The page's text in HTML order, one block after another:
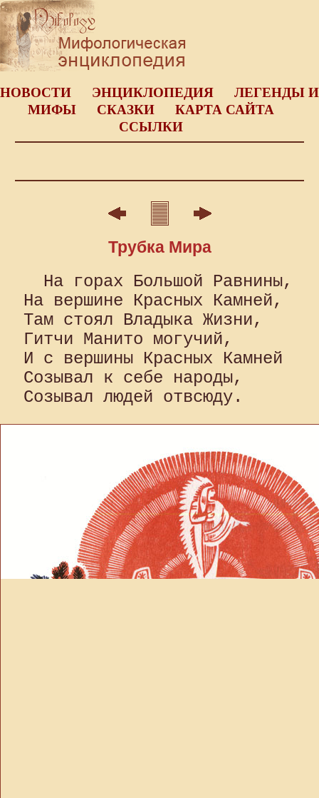
НОВОСТИ ЭНЦИКЛОПЕДИЯ
ЛЕГЕНДЫ И
МИФЫ
СКАЗКИ
КАРТА САЙТА
ССЫЛКИ
Трубка Мира
  На горах Большой Равнины,
На вершине Красных Камней,
Там стоял Владыка Жизни,
Гитчи Манито могучий,
И с вершины Красных Камней
Созывал к себе народы,